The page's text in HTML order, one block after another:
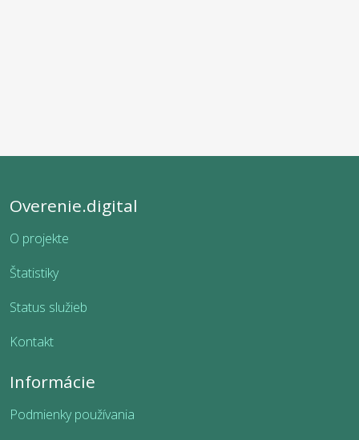
Overenie.digital
O projekte
Štatistiky
Status služieb
Kontakt
Informácie
Podmienky používania